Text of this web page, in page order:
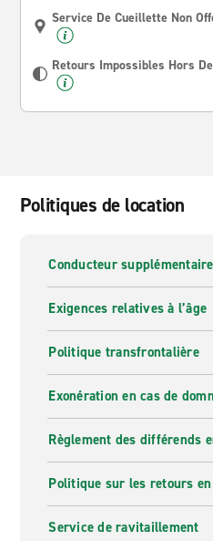
Service De Cueillette Non
Retours Impossibles Hors
Politiques de location
Conducteur supplémentaire
Exigences relatives à l’âge
Politique transfrontalière
Exonération en cas de
Règlement des différends
Politique sur les retours
Service de ravitaillement